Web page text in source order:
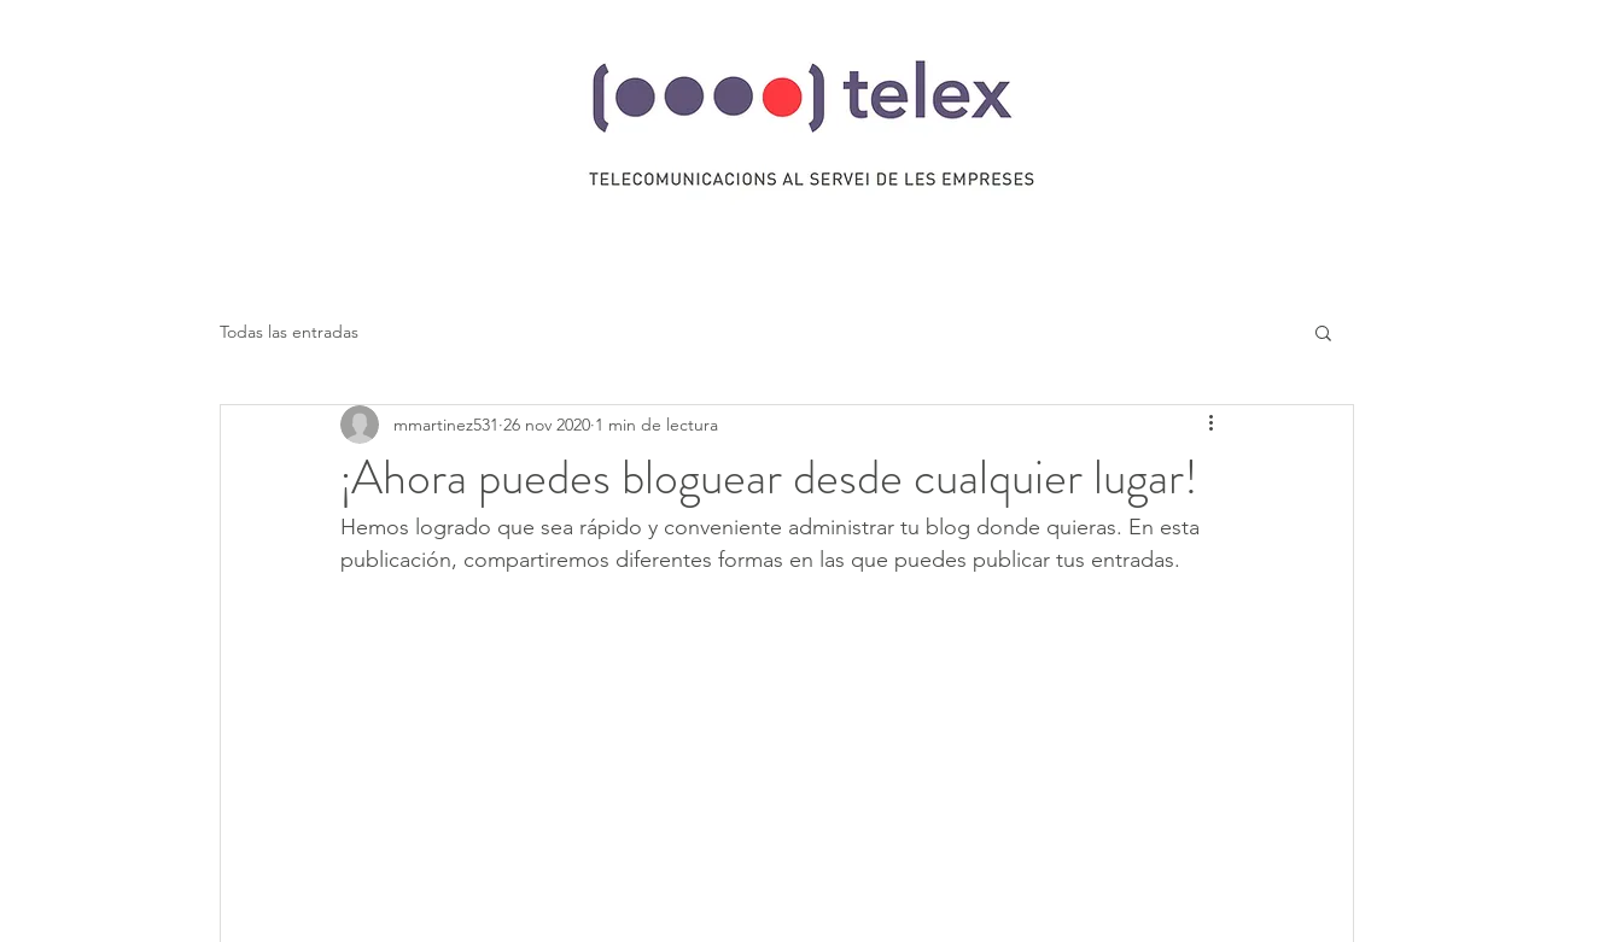
Todas las entradas
¡Ahora puedes bloguear desde cualquier lugar!
mmartinez531 26 nov 2020 1 min de lectura
Hemos logrado que sea rápido y conveniente administrar tu blog donde quieras. En esta
publicación, compartiremos diferentes formas en las que puedes publicar tus entradas.